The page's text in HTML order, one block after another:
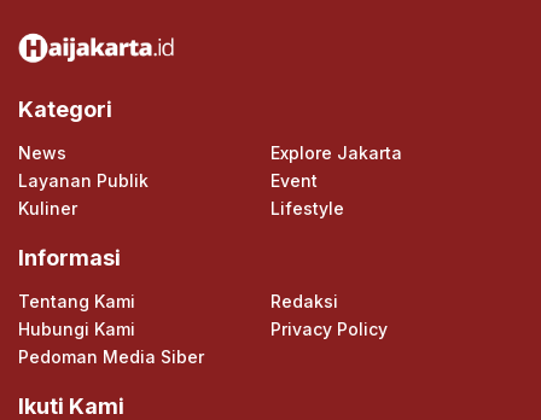
Kategori
News
Explore Jakarta
Layanan Publik
Event
Kuliner
Lifestyle
Informasi
Tentang Kami
Redaksi
Hubungi Kami
Privacy Policy
Pedoman Media Siber
Ikuti Kami